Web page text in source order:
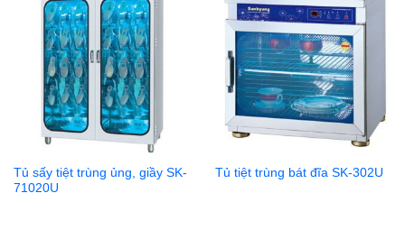
Tủ sấy tiệt trùng ủng, giầy SK-
71020U
Tủ tiệt trùng bát đĩa SK-302U